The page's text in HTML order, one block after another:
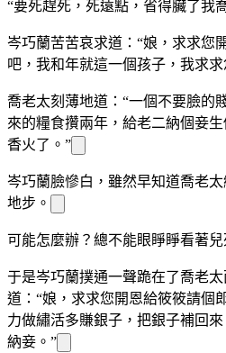
“要死趕死，死遠點，省得臟了我
岑巧蘭苦苦哀求道：“娘，求求您
吧，我和年就這一個孩子，我求求
喬老太刻薄地道：“一個不要臉的
來的糧食攢兩年，給老二納個妾
香火了。”
岑巧蘭臉慘白，雖然早知道喬老太
地步。
可能怎麼辦？總不能眼睜睜看著
于是岑巧蘭撲通一聲跪在了喬老
道：“娘，求求您開恩給筱筱請個
力做繡活多賺銀子，把銀子補回
納妾。”